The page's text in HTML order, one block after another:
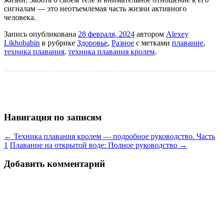
сигналам — это неотъемлемая часть жизни активного
человека.
Запись опубликована 28 февраля, 2024 автором Alexey
Likhobabin в рубрике Здоровье, Разное с метками плавание,
техника плавания, техника плавания кролем.
Навигация по записям
← Техника плавания кролем — подробное руководство. Часть
1 Плавание на открытой воде: Полное руководство →
Добавить комментарий